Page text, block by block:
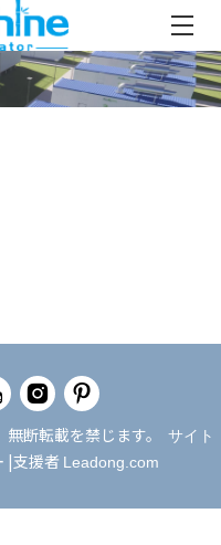
断転載を禁じます。
サイト
|支援者 Leadong.com